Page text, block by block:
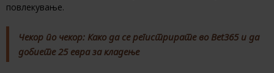
повлекување.
Чекор по чекор: Како да се регистрирате во Bet365 и да
добиете 25 евра за кладење